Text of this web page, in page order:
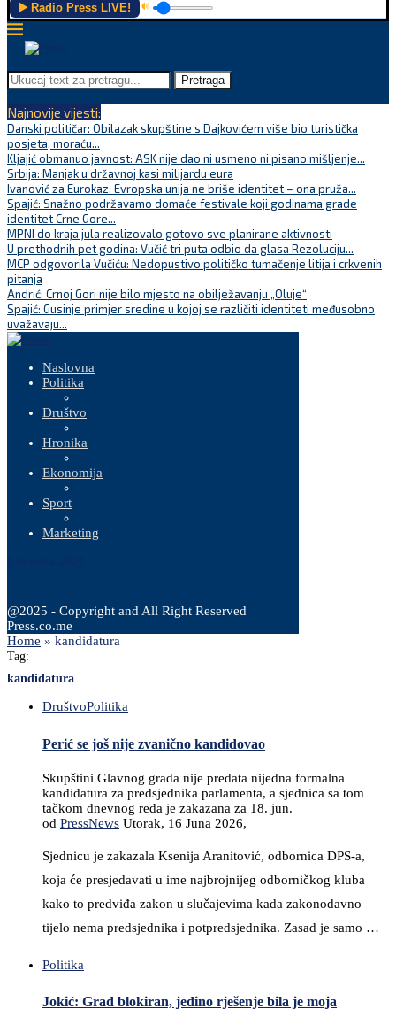
▶️ Radio Press LIVE! 🔊
Pretraga
Najnovije vijesti:
Danski političar: Obilazak skupštine s Dajkovićem više bio turistička
posjeta, moraću...
Kljajić obmanuo javnost: ASK nije dao ni usmeno ni pisano mišljenje...
Srbija: Manjak u državnoj kasi milijardu eura
Ivanović za Eurokaz: Evropska unija ne briše identitet – ona pruža...
Spajić: Snažno podržavamo domaće festivale koji godinama grade
identitet Crne Gore...
MPNI do kraja jula realizovalo gotovo sve planirane aktivnosti
U prethodnih pet godina: Vučić tri puta odbio da glasa Rezoluciju...
MCP odgovorila Vučiću: Nedopustivo političko tumačenje litija i crkvenih
pitanja
Andrić: Crnoj Gori nije bilo mjesto na obilježavanju „Oluje“
Spajić: Gusinje primjer sredine u kojoj se različiti identiteti međusobno
uvažavaju...
Naslovna
Politika
Društvo
Hronika
Ekonomija
Sport
Marketing
@2025 - Copyright and All Right Reserved
Press.co.me
Home » kandidatura
Tag:
kandidatura
DruštvoPolitika
Perić se još nije zvanično kandidovao
Skupštini Glavnog grada nije predata nijedna formalna
kandidatura za predsjednika parlamenta, a sjednica sa tom
tačkom dnevnog reda je zakazana za 18. jun.
od PressNews Utorak, 16 Juna 2026,
Sjednicu je zakazala Ksenija Aranitović, odbornica DPS-a,
koja će presjedavati u ime najbrojnijeg odborničkog kluba
kako to predviđa zakon u slučajevima kada zakonodavno
tijelo nema predsjednika i potpredsjednika. Zasad je samo …
Politika
Jokić: Grad blokiran, jedino rješenje bila je moja